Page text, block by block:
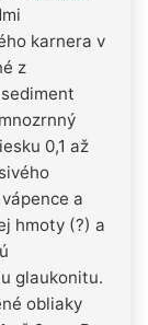
karnera v
z
0,1 až
a
hmoty (?) a
glaukonitu.
obliaky